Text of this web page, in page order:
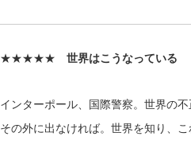
★★★★★ 世界はこうなっている
インターポール、国際警察。世界の
その外に出なければ。世界を知り、